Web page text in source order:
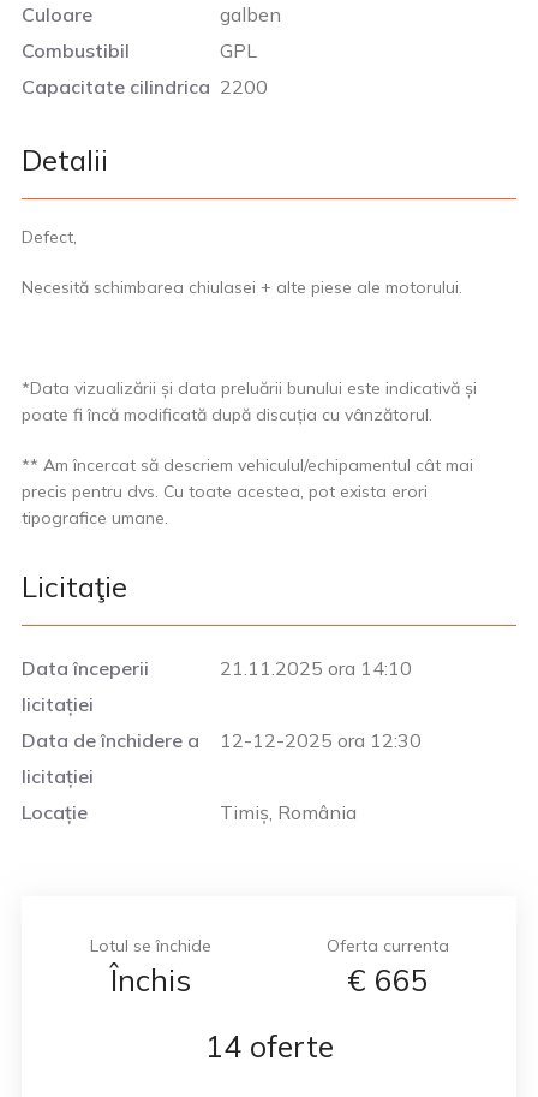
Culoare
galben
Combustibil
GPL
Capacitate cilindrica 2200
Detalii
Defect,
Necesită schimbarea chiulasei + alte piese ale motorului.
*Data vizualizării și data preluării bunului este indicativă și
poate fi încă modificată după discuția cu vânzătorul.
** Am încercat să descriem vehiculul/echipamentul cât mai
precis pentru dvs. Cu toate acestea, pot exista erori
tipografice umane.
Licitaţie
Data începerii
licitației
21.11.2025 ora 14:10
Data de închidere a
licitației
12-12-2025 ora 12:30
Locație Timiș, România
Lotul se închide
Închis
Oferta currenta
€ 665
14 oferte